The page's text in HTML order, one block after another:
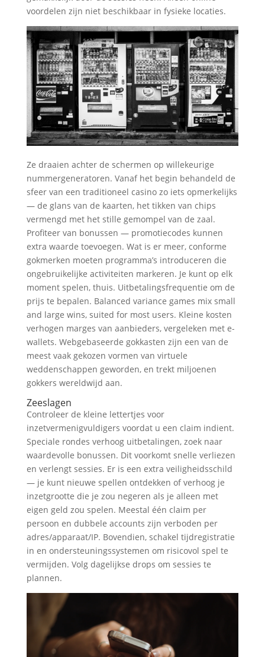
voordelen zijn niet beschikbaar in fysieke locaties.
Ze draaien achter de schermen op willekeurige
nummergeneratoren. Vanaf het begin behandeld de
sfeer van een traditioneel casino zo iets opmerkelijks
— de glans van de kaarten, het tikken van chips
vermengd met het stille gemompel van de zaal.
Profiteer van bonussen — promotiecodes kunnen
extra waarde toevoegen. Wat is er meer, conforme
gokmerken moeten programma’s introduceren die
ongebruikelijke activiteiten markeren. Je kunt op elk
moment spelen, thuis. Uitbetalingsfrequentie om de
prijs te bepalen. Balanced variance games mix small
and large wins, suited for most users. Kleine kosten
verhogen marges van aanbieders, vergeleken met e-
wallets. Webgebaseerde gokkasten zijn een van de
meest vaak gekozen vormen van virtuele
weddenschappen geworden, en trekt miljoenen
gokkers wereldwijd aan.
Zeeslagen
Controleer de kleine lettertjes voor
inzetvermenigvuldigers voordat u een claim indient.
Speciale rondes verhoog uitbetalingen, zoek naar
waardevolle bonussen. Dit voorkomt snelle verliezen
en verlengt sessies. Er is een extra veiligheidsschild
— je kunt nieuwe spellen ontdekken of verhoog je
inzetgrootte die je zou negeren als je alleen met
eigen geld zou spelen. Meestal één claim per
persoon en dubbele accounts zijn verboden per
adres/apparaat/IP. Bovendien, schakel tijdregistratie
in en ondersteuningssystemen om risicovol spel te
vermijden. Volg dagelijkse drops om sessies te
plannen.